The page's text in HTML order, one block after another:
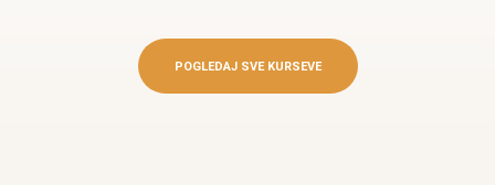
POGLEDAJ SVE KURSEVE